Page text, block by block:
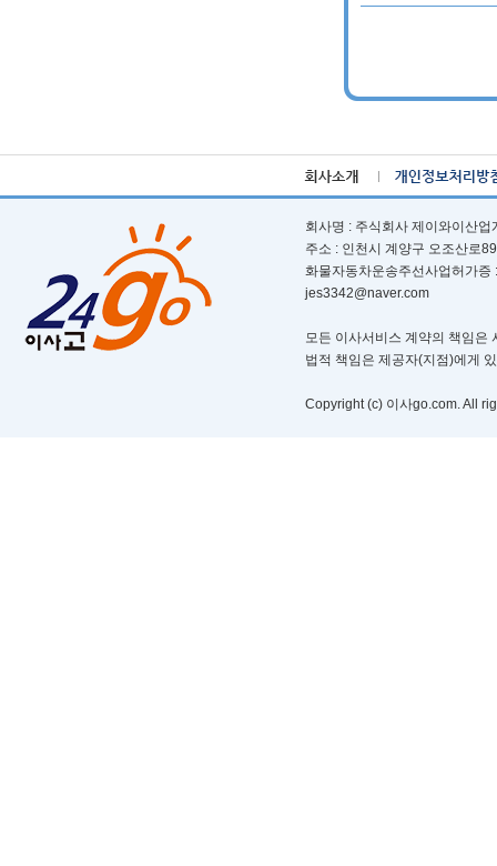
회사명 : 주식회사 제이와이산
주소 : 인천시 계양구 오조산로
화물자동차운송주선사업허가
jes3342@naver.com
모든 이사서비스 계약의 책임은
법적 책임은 제공자(지점)에게
Copyright (c) 이사go.com. All